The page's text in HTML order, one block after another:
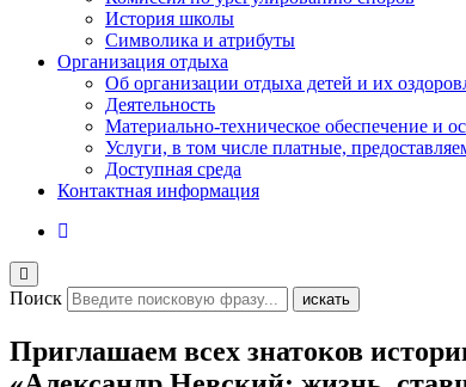
История школы
Символика и атрибуты
Организация отдыха
Об организации отдыха детей и их
Деятельность
Материально-техническое обеспечение и
Услуги, в том числе платные,
Доступная среда
Контактная информация
Поиск искать
Приглашаем всех знатоков